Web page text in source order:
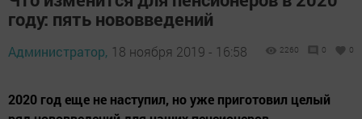
году: пять нововведений
Администратор, 18 ноября 2019 - 16:58 2260 0 0
2020 год еще не наступил, но уже приготовил целый